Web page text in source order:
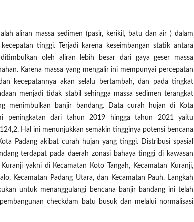
aliran massa sedimen (pasir, kerikil, batu dan air ) dalam
tinggi. Terjadi karena keseimbangan statik antara
oleh aliran lebih besar dari gaya geser massa
Karena massa yang mengalir ini mempunyai percepatan
kecepatannya akan selalu bertambah, dan pada tingkat
menjadi tidak stabil sehingga massa sedimen terangkat
menimbulkan banjir bandang. Data curah hujan di Kota
peningkatan dari tahun 2019 hingga tahun 2021 yaitu
Hal ini menunjukkan semakin tingginya potensi bencana
Padang akibat curah hujan yang tinggi. Distribusi spasial
terdapat pada daerah zonasi bahaya tinggi di kawasan
yakni di Kecamatan Koto Tangah, Kecamatan Kuranji,
Kecamatan Padang Utara, dan Kecamatan Pauh. Langkah
untuk menanggulangi bencana banjir bandang ini telah
checkdam batu busuk dan melalui normalisasi